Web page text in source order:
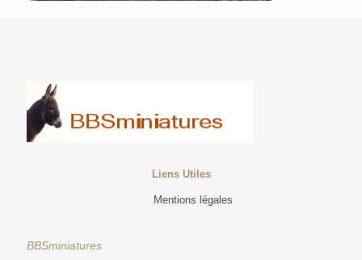
Liens Utiles
Mentions légales
BBSminiatures